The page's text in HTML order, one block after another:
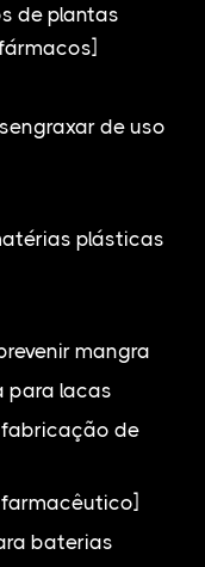
de plantas
de uso
plásticas
mangra
para lacas
fabricação de
baterias